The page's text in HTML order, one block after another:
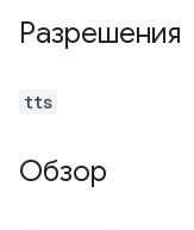
Разрешения
tts
Обзор